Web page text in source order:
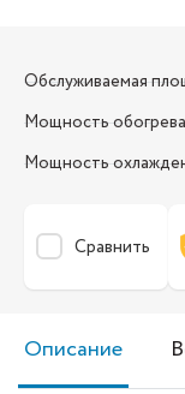
Обслуживаемая
Мощность
Мощность
Сравнить
Описание